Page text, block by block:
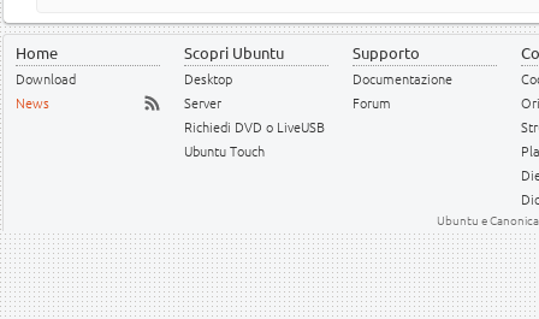
Home
Download
News
Scopri Ubuntu
Desktop
Server
Richiedi DVD o LiveUSB
Ubuntu Touch
Supporto
Documentazione
Forum
Ubuntu e